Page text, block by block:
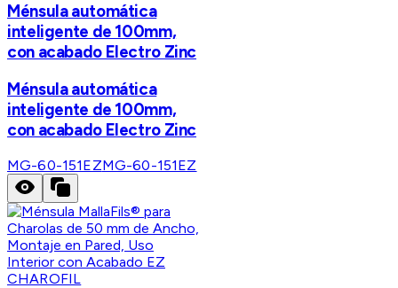
Ménsula automática
inteligente de 100mm,
con acabado Electro Zinc
Ménsula automática
inteligente de 100mm,
con acabado Electro Zinc
MG-60-151EZMG-60-151EZ
CHAROFIL